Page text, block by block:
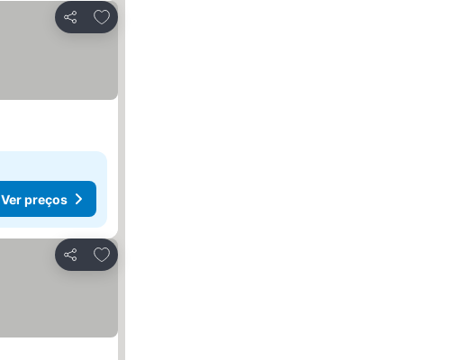
Partilhar
Adicionar aos favoritos
Ver preços
Partilhar
Adicionar aos favoritos